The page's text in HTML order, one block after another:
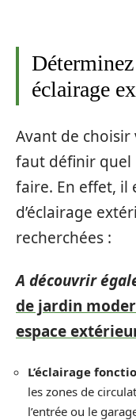
éclairage
Avant de
faut définir quel
faire. En effet, il
d’éclairage
recherchées :
A découvrir
de jardin
espace
L’éclairage
les zones de
l’entrée ou le